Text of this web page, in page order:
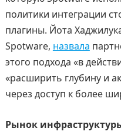
политики интеграции
плагины. Йота
Spotware, назвала
этого подхода «в
«расширить глубину и
через доступ к более
Рынок